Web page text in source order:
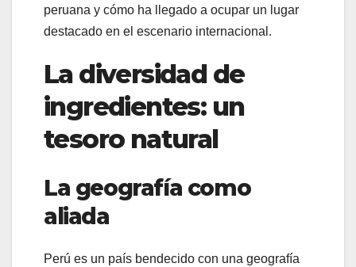
peruana y cómo ha llegado a ocupar un lugar
destacado en el escenario internacional.
La diversidad de
ingredientes: un
tesoro natural
La geografía como
aliada
Perú es un país bendecido con una geografía